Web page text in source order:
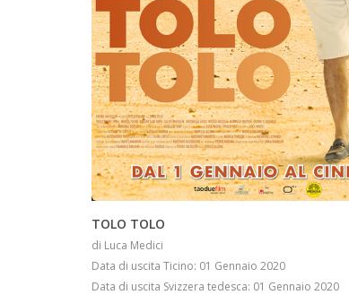
INFO
TOLO TOLO
di Luca Medici
Data di uscita Ticino: 01 Gennaio 2020
Data di uscita Svizzera tedesca: 01 Gennaio 2020